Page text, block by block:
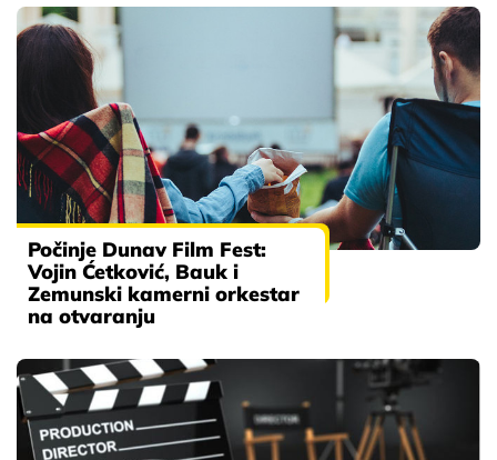
Počinje Dunav Film Fest:
Vojin Ćetković, Bauk i
Zemunski kamerni orkestar
na otvaranju